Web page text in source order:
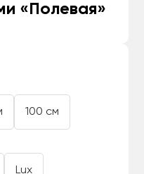
«Полевая»
100 см
Lux